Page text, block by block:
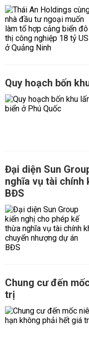
Quy hoạch bốn
Đại diện Sun
nghĩa vụ tài chính
BĐS
Chung cư đến
trị